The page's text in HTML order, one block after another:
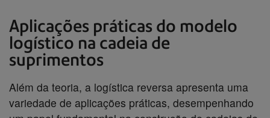
Aplicações práticas do modelo
logístico na cadeia de
suprimentos
Além da teoria, a logística reversa apresenta uma
variedade de aplicações práticas, desempenhando